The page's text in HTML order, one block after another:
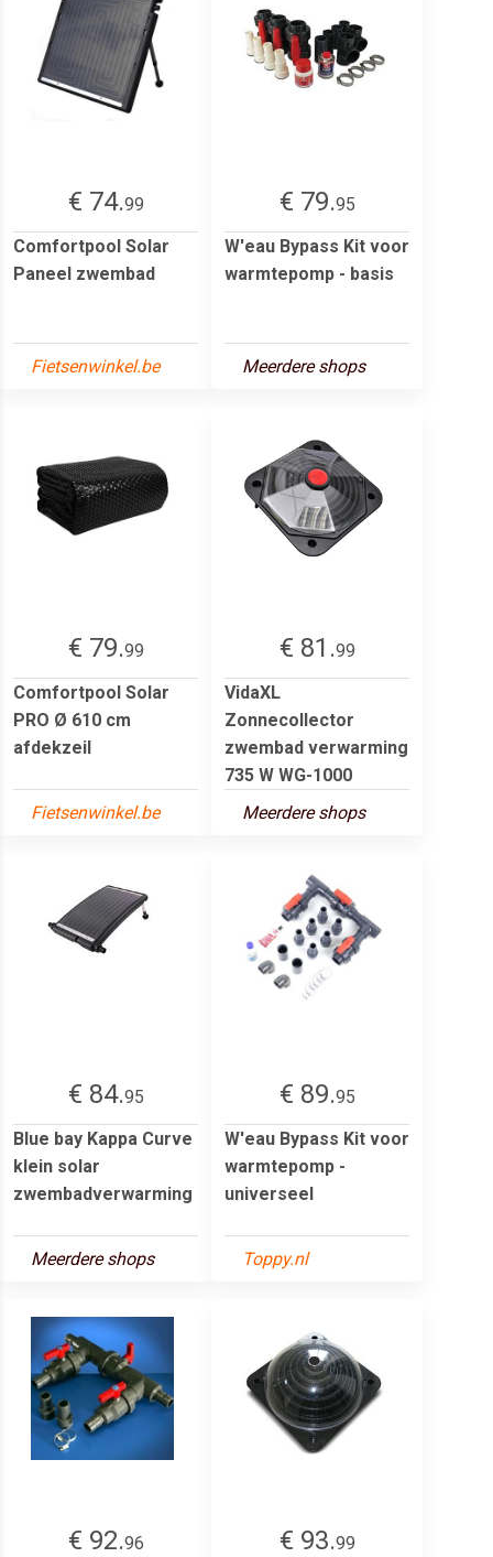
€ 74.99
Comfortpool Solar
Paneel zwembad
Fietsenwinkel.be
€ 79.95
W'eau Bypass Kit voor
warmtepomp - basis
Meerdere shops
€ 79.99
Comfortpool Solar
PRO Ø 610 cm
afdekzeil
Fietsenwinkel.be
€ 81.99
VidaXL
Zonnecollector
zwembad verwarming
735 W WG-1000
Meerdere shops
€ 84.95
Blue bay Kappa Curve
klein solar
zwembadverwarming
Meerdere shops
€ 89.95
W'eau Bypass Kit voor
warmtepomp -
universeel
Toppy.nl
€ 92.96
€ 93.99